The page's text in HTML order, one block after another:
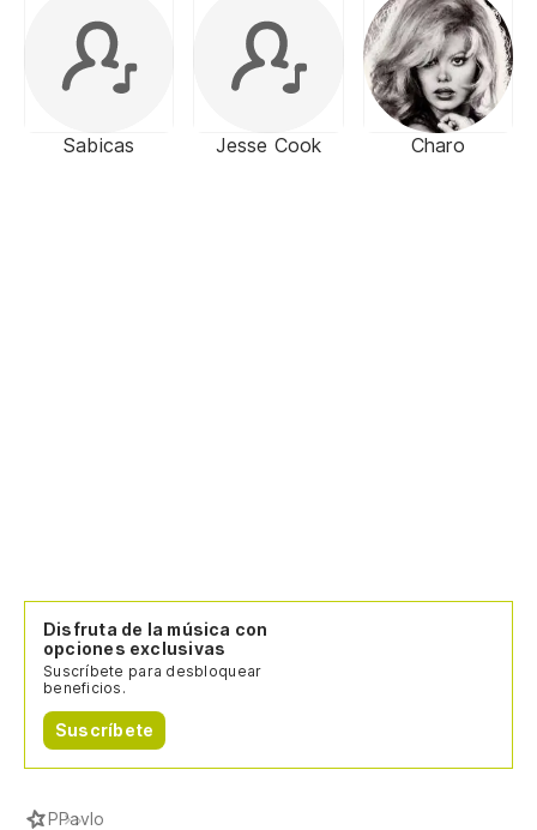
Sabicas Jesse Cook Charo
Disfruta de la música con
opciones exclusivas
Suscríbete para desbloquear
beneficios.
Suscríbete
PPavlo